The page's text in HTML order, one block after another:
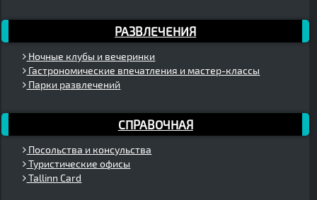
РАЗВЛЕЧЕНИЯ
Ночные клубы и вечеринки
Гастрономические впечатления и мастер-классы
Парки развлечений
СПРАВОЧНАЯ
Посольства и консульства
Туристические офисы
Tallinn Card